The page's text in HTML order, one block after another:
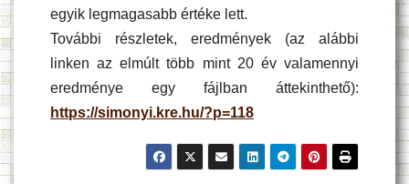
egyik legmagasabb értéke lett.
További részletek, eredmények (az alábbi
linken az elmúlt több mint 20 év valamennyi
eredménye egy fájlban áttekinthető):
https://simonyi.kre.hu/?p=118